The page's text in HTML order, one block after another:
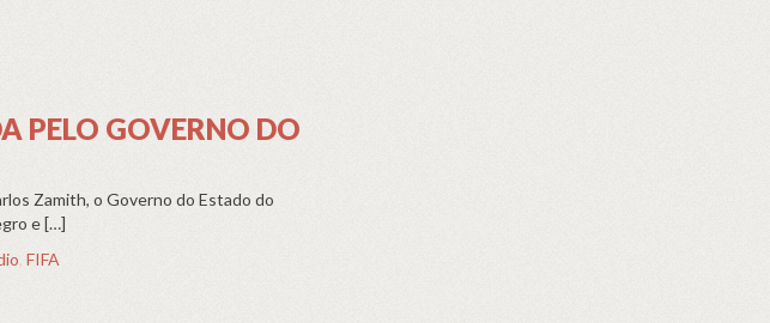
PELO GOVERNO DO
Zamith, o Governo do Estado do
e […]
, FIFA